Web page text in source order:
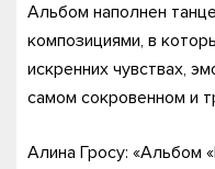
Альбом наполнен
композициями, в
искренних чувствах,
самом сокровенном и
Алина Гросу: «Альбом